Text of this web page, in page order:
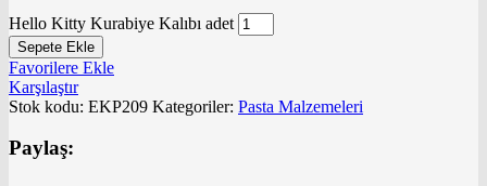
Hello Kitty Kurabiye Kalıbı adet
Sepete Ekle
Favorilere Ekle
Karşılaştır
Stok kodu: EKP209 Kategoriler: Pasta Malzemeleri
Paylaş: